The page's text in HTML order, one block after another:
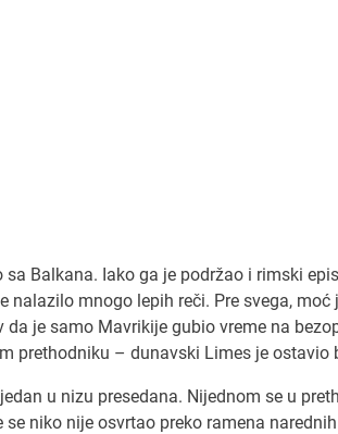
Balkana. Iako ga je podržao i rimski
nalazilo mnogo lepih reči. Pre svega,
je samo Mavrikije gubio vreme na
prethodniku – dunavski Limes je ostavio
u nizu presedana. Nijednom se u
se niko nije osvrtao preko ramena